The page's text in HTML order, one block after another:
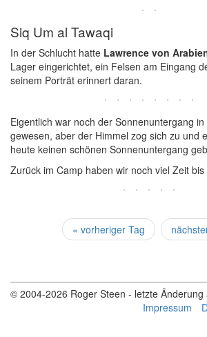
Siq Um al Tawaqi
In der Schlucht hatte Lawrence von
Lager eingerichtet, ein Felsen am Eingang
seinem Porträt erinnert daran.
Eigentlich war noch der Sonnenuntergang
gewesen, aber der Himmel zog sich zu und
heute keinen schönen Sonnenuntergang
Zurück im Camp haben wir noch viel Zeit
« vorheriger Tag
© 2004-2026 Roger Steen - letzte Änderung
Impressum